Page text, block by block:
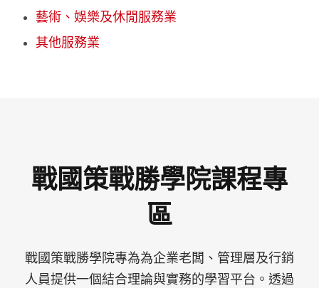
藝術、娛樂及休閒服務業
其他服務業
戰國策戰勝學院課程專
區
戰國策戰勝學院專為為企業老闆、管理層及行銷
人員提供一個結合理論與實務的學習平台。透過